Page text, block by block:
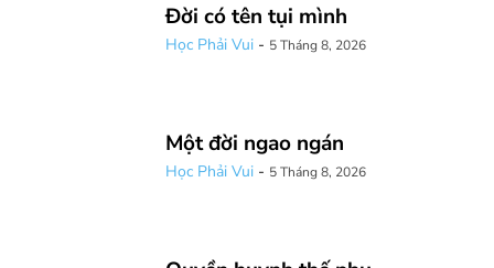
Đời có tên tụi mình
Học Phải Vui - 5 Tháng 8, 2026
Một đời ngao ngán
Học Phải Vui - 5 Tháng 8, 2026